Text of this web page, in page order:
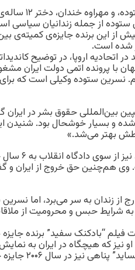
رضا خندان، همسر
از جمله زندانیان سیاسی
از این برنده‌ جایزه‌ی کمیته‌ی
شده است.
اتحادیه اروپا، در توضیح
با پرونده اتمی دولت ایران
نسرین ستوده وکیلی است که برای
بین‌المللی حقوق بشر در ایران
شده و بسیار خوشحال بود.
بهتر می‌شد.»
هم‌چنین حق خروج از ایران و
زندان به سر می‌برد، اما
شرایط حبس و محرومیت از
۱۹۹۵ برای ساخت فیلم “بادکنک سفید”
او نیز که هیچگاه در ایران به
جشنواره ونیز